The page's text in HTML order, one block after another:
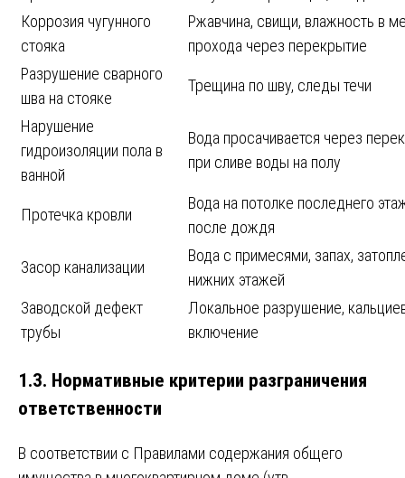
Коррозия чугунного
стояка
Ржавчина, свищи, влажность в
прохода через перекрытие
Разрушение сварного
шва на стояке
Трещина по шву, следы течи
Нарушение
гидроизоляции пола в
ванной
Вода просачивается через
при сливе воды на полу
Протечка кровли
Вода на потолке последнего
после дождя
Засор канализации
Вода с примесями, запах,
нижних этажей
Заводской дефект
трубы
Локальное разрушение,
включение
1.3. Нормативные критерии разграничения
ответственности
В соответствии с Правилами содержания общего